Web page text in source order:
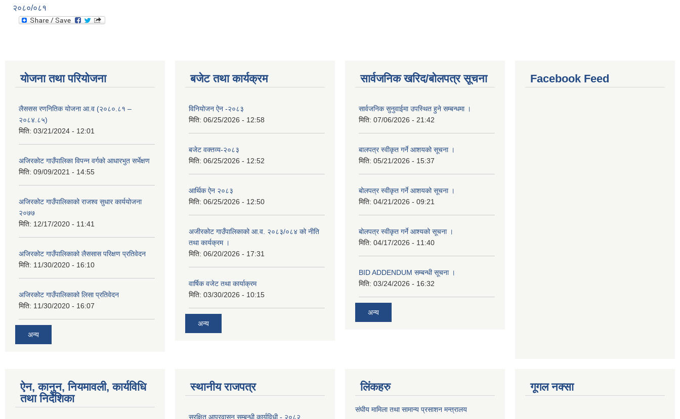
२०८०/०८१
योजना तथा परियोजना
लैससस रणनितिक योजना आ.व (२०८०.८१ –
२०८४.८५)
मिति: 03/21/2024 - 12:01
अजिरकाेट गाउँपालिका विपन्न वर्गकाे आधारभुत सर्भेक्षण
मिति: 09/09/2021 - 14:55
अजिरकोट गाउँपालिकाको राजश्व सुधार कार्ययोजना
२०७७
मिति: 12/17/2020 - 11:41
अजिरकोट गाउँपालिकाको लैससास परिक्षण प्रतिवेदन
मिति: 11/30/2020 - 16:10
अजिरकोट गाउँपालिकाको लिसा प्रतिवेदन
मिति: 11/30/2020 - 16:07
अन्य
बजेट तथा कार्यक्रम
विनियोजन ऐन -२०८३
मिति: 06/25/2026 - 12:58
बजेट वक्तव्य-२०८३
मिति: 06/25/2026 - 12:52
आर्थिक ऐन २०८३
मिति: 06/25/2026 - 12:50
अजीरकोट गाउँपालिकाको आ.व. २०८३/०८४ को नीति
तथा कार्यक्रम ।
मिति: 06/20/2026 - 17:31
वार्षिक वजेट तथा कार्याक्रम
मिति: 03/30/2026 - 10:15
अन्य
सार्वजनिक खरिद/बोलपत्र सूचना
सार्वजनिक सुनुवाईमा उपस्थित हुने सम्बन्धमा ।
मिति: 07/06/2026 - 21:42
बालपत्र स्वीकृत गर्ने आशयको सूचना ।
मिति: 05/21/2026 - 15:37
बोलपत्र स्वीकृत गर्ने आशयको सूचना ।
मिति: 04/21/2026 - 09:21
बोलपत्र स्वीकृत गर्ने आश्यको सूचना ।
मिति: 04/17/2026 - 11:40
BID ADDENDUM सम्बन्धी सूचना ।
मिति: 03/24/2026 - 16:32
अन्य
Facebook Feed
ऐन, कानुन, नियमावली, कार्यविधि
तथा निर्देशिका
स्थानीय राजपत्र
सुरक्षित आप्रवासन सम्बन्धी कार्यविधी - २०८२
लिंकहरु
संघीय मामिला तथा सामान्य प्रसाशन मन्त्रालय
गूगल नक्सा